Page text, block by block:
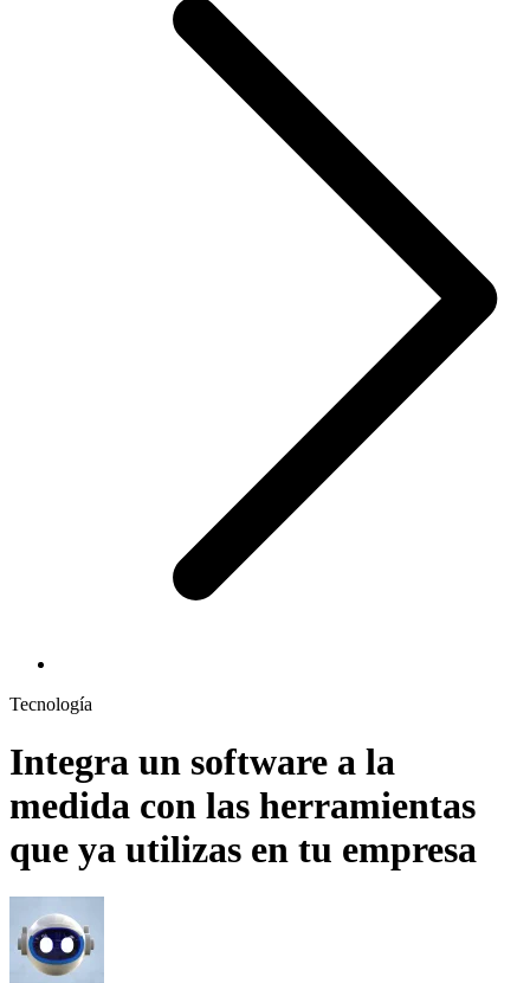
Tecnología
Integra un software a la
medida con las herramientas
que ya utilizas en tu empresa